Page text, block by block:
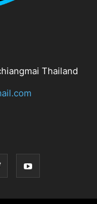
Thailand